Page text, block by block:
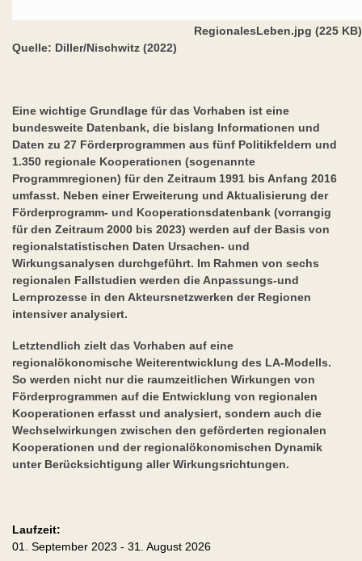
RegionalesLeben.jpg (225 KB)
Quelle: Diller/Nischwitz (2022)
Eine wichtige Grundlage für das Vorhaben ist eine
bundesweite Datenbank, die bislang Informationen und
Daten zu 27 Förderprogrammen aus fünf Politikfeldern und
1.350 regionale Kooperationen (sogenannte
Programmregionen) für den Zeitraum 1991 bis Anfang 2016
umfasst. Neben einer Erweiterung und Aktualisierung der
Förderprogramm- und Kooperationsdatenbank (vorrangig
für den Zeitraum 2000 bis 2023) werden auf der Basis von
regionalstatistischen Daten Ursachen- und
Wirkungsanalysen durchgeführt. Im Rahmen von sechs
regionalen Fallstudien werden die Anpassungs-und
Lernprozesse in den Akteursnetzwerken der Regionen
intensiver analysiert.
Letztendlich zielt das Vorhaben auf eine
regionalökonomische Weiterentwicklung des LA-Modells.
So werden nicht nur die raumzeitlichen Wirkungen von
Förderprogrammen auf die Entwicklung von regionalen
Kooperationen erfasst und analysiert, sondern auch die
Wechselwirkungen zwischen den geförderten regionalen
Kooperationen und der regionalökonomischen Dynamik
unter Berücksichtigung aller Wirkungsrichtungen.
Laufzeit:
01. September 2023 - 31. August 2026